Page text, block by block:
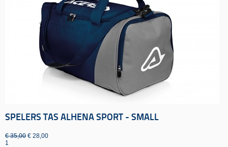
SPELERS TAS ALHENA SPORT - SMALL
€ 35,00 € 28,00
1